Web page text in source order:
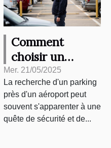
Comment
choisir un
parking sécurisé
près d'un
aéroport
Mer. 21/05/2025
La recherche d'un parking
près d'un aéroport peut
souvent s'apparenter à une
quête de sécurité et de...